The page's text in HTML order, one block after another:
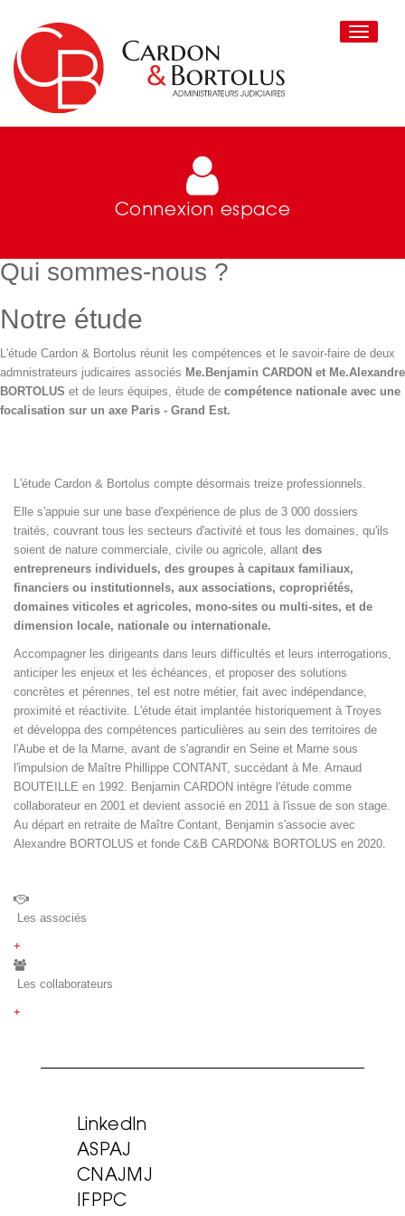
Toggle
Connexion espace
Qui sommes-nous ?
Notre étude
L'étude Cardon & Bortolus réunit les compétences et le savoir-faire de deux
admnistrateurs judicaires associés Me.Benjamin CARDON et Me.Alexandre
BORTOLUS et de leurs équipes, étude de compétence nationale avec une
focalisation sur un axe Paris - Grand Est.
L'étude Cardon & Bortolus compte désormais treize professionnels.
Elle s'appuie sur une base d'expérience de plus de 3 000 dossiers
traités, couvrant tous les secteurs d'activité et tous les domaines, qu'ils
soient de nature commerciale, civile ou agricole, allant des
entrepreneurs individuels, des groupes à capitaux familiaux,
financiers ou institutionnels, aux associations, copropriétés,
domaines viticoles et agricoles, mono-sites ou multi-sites, et de
dimension locale, nationale ou internationale.
Accompagner les dirigeants dans leurs difficultés et leurs interrogations,
anticiper les enjeux et les échéances, et proposer des solutions
concrètes et pérennes, tel est notre métier, fait avec indépendance,
proximité et réactivite. L'étude était implantée historiquement à Troyes
et développa des compétences particulières au sein des territoires de
l'Aube et de la Marne, avant de s'agrandir en Seine et Marne sous
l'impulsion de Maître Phillippe CONTANT, succédant à Me. Arnaud
BOUTEILLE en 1992. Benjamin CARDON intègre l'étude comme
collaborateur en 2001 et devient associé en 2011 à l'issue de son stage.
Au départ en retraite de Maître Contant, Benjamin s'associe avec
Alexandre BORTOLUS et fonde C&B CARDON& BORTOLUS en 2020.
Les associés
+
Les collaborateurs
+
LinkedIn
ASPAJ
CNAJMJ
IFPPC